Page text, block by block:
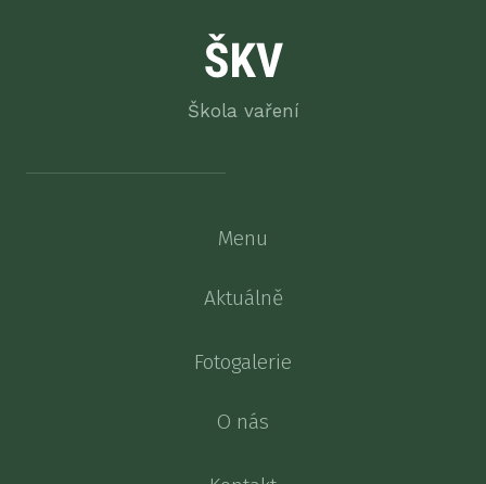
Škola vaření
Menu
Aktuálně
Fotogalerie
O nás